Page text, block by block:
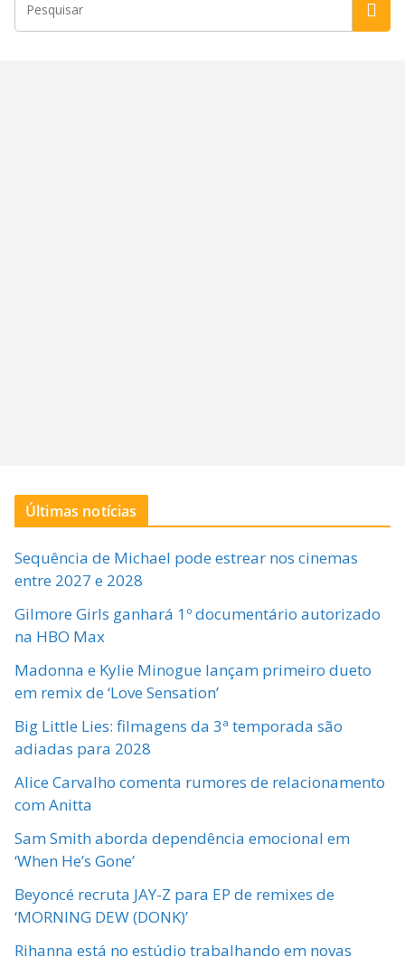
Últimas notícias
Sequência de Michael pode estrear nos cinemas
entre 2027 e 2028
Gilmore Girls ganhará 1º documentário autorizado
na HBO Max
Madonna e Kylie Minogue lançam primeiro dueto
em remix de ‘Love Sensation’
Big Little Lies: filmagens da 3ª temporada são
adiadas para 2028
Alice Carvalho comenta rumores de relacionamento
com Anitta
Sam Smith aborda dependência emocional em
‘When He’s Gone’
Beyoncé recruta JAY-Z para EP de remixes de
‘MORNING DEW (DONK)’
Rihanna está no estúdio trabalhando em novas